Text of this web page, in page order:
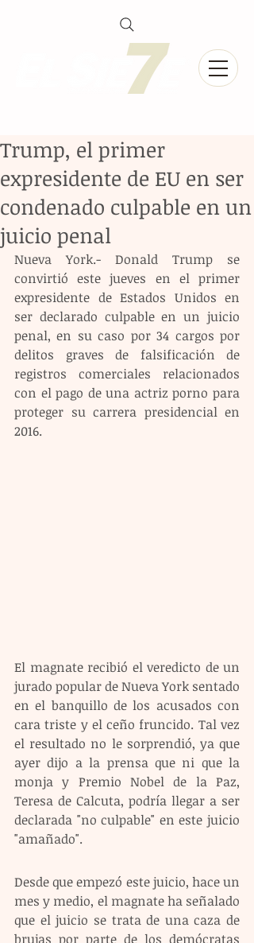
Trump, el primer
expresidente de EU en ser
condenado culpable en un
juicio penal
Nueva York.- Donald Trump se
convirtió este jueves en el primer
expresidente de Estados Unidos en
ser declarado culpable en un juicio
penal, en su caso por 34 cargos por
delitos graves de falsificación de
registros comerciales relacionados
con el pago de una actriz porno para
proteger su carrera presidencial en
2016.
El magnate recibió el veredicto de un
jurado popular de Nueva York sentado
en el banquillo de los acusados con
cara triste y el ceño fruncido. Tal vez
el resultado no le sorprendió, ya que
ayer dijo a la prensa que ni que la
monja y Premio Nobel de la Paz,
Teresa de Calcuta, podría llegar a ser
declarada "no culpable" en este juicio
"amañado".
Desde que empezó este juicio, hace un
mes y medio, el magnate ha señalado
que el juicio se trata de una caza de
brujas por parte de los demócratas